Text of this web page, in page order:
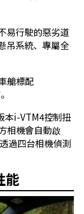
易行駛的惡劣道
吊系統、專屬全
艙標配
本i-VTM4控制扭
相機會自動啟
過四台相機偵測
能